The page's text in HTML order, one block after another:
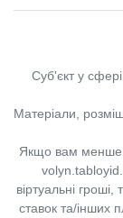
Суб'єкт у
Матеріали,
Якщо вам менше
віртуальні
ставок та/інших